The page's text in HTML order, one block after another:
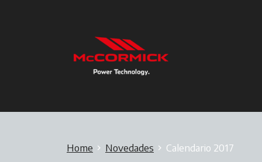
Home Novedades Calendario 2017